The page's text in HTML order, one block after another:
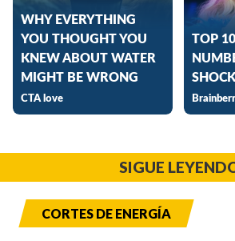
SIGUE
CORTES DE ENERGÍA